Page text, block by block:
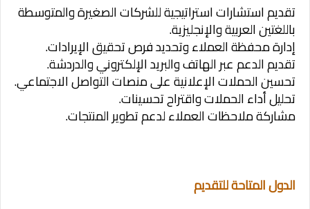
تقديم استشارات استراتيجية للشركات الصغيرة والمتوسطة
باللغتين العربية والإنجليزية.
إدارة محفظة العملاء وتحديد فرص تحقيق الإيرادات.
تقديم الدعم عبر الهاتف والبريد الإلكتروني والدردشة.
تحسين الحملات الإعلانية على منصات التواصل الاجتماعي.
تحليل أداء الحملات واقتراح تحسينات.
مشاركة ملاحظات العملاء لدعم تطوير المنتجات.
الدول المتاحة للتقديم